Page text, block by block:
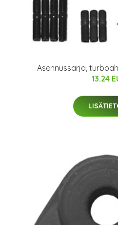
Asennussarja,
13.24